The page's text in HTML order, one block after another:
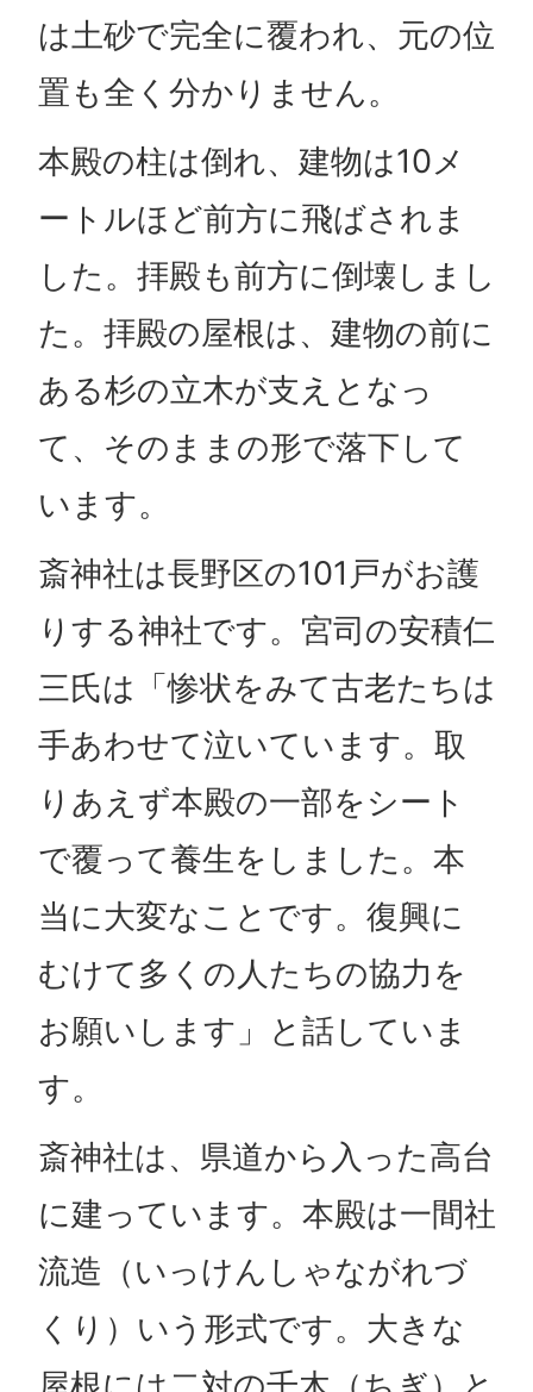
は土砂で完全に覆われ、元の位
置も全く分かりません。
本殿の柱は倒れ、建物は10メ
ートルほど前方に飛ばされま
した。拝殿も前方に倒壊しまし
た。拝殿の屋根は、建物の前に
ある杉の立木が支えとなっ
て、そのままの形で落下して
います。
斎神社は長野区の101戸がお護
りする神社です。宮司の安積仁
三氏は「惨状をみて古老たちは
手あわせて泣いています。取
りあえず本殿の一部をシート
で覆って養生をしました。本
当に大変なことです。復興に
むけて多くの人たちの協力を
お願いします」と話していま
す。
斎神社は、県道から入った高台
に建っています。本殿は一間社
流造（いっけんしゃながれづ
くり）いう形式です。大きな